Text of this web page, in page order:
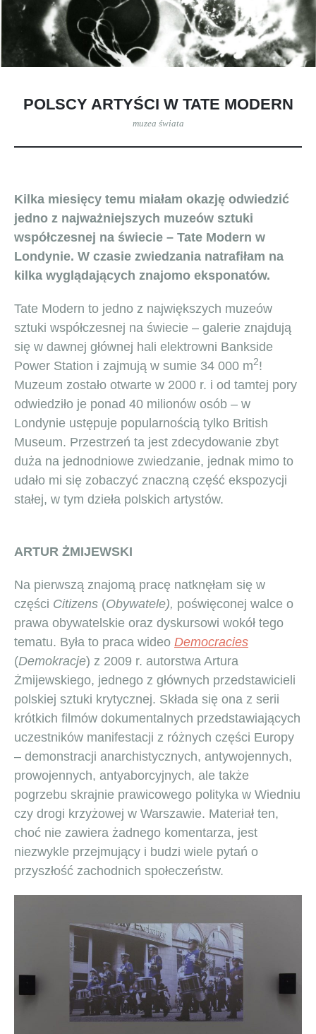
POLSCY ARTYŚCI W TATE MODERN
muzea świata
Kilka miesięcy temu miałam okazję odwiedzić
jedno z najważniejszych muzeów sztuki
współczesnej na świecie – Tate Modern w
Londynie. W czasie zwiedzania natrafiłam na
kilka wyglądających znajomo eksponatów.
Tate Modern to jedno z największych muzeów
sztuki współczesnej na świecie – galerie znajdują
się w dawnej głównej hali elektrowni Bankside
Power Station i zajmują w sumie 34 000 m2!
Muzeum zostało otwarte w 2000 r. i od tamtej pory
odwiedziło je ponad 40 milionów osób – w
Londynie ustępuje popularnością tylko British
Museum. Przestrzeń ta jest zdecydowanie zbyt
duża na jednodniowe zwiedzanie, jednak mimo to
udało mi się zobaczyć znaczną część ekspozycji
stałej, w tym dzieła polskich artystów.
ARTUR ŻMIJEWSKI
Na pierwszą znajomą pracę natknęłam się w
części Citizens (Obywatele), poświęconej walce o
prawa obywatelskie oraz dyskursowi wokół tego
tematu. Była to praca wideo Democracies
(Demokracje) z 2009 r. autorstwa Artura
Żmijewskiego, jednego z głównych przedstawicieli
polskiej sztuki krytycznej. Składa się ona z serii
krótkich filmów dokumentalnych przedstawiających
uczestników manifestacji z różnych części Europy
– demonstracji anarchistycznych, antywojennych,
prowojennych, antyaborcyjnych, ale także
pogrzebu skrajnie prawicowego polityka w Wiedniu
czy drogi krzyżowej w Warszawie. Materiał ten,
choć nie zawiera żadnego komentarza, jest
niezwykle przejmujący i budzi wiele pytań o
przyszłość zachodnich społeczeństw.